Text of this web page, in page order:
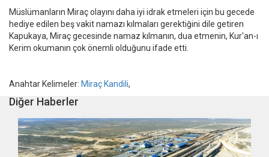
Müslümanların Miraç olayını daha iyi idrak etmeleri için bu gecede
hediye edilen beş vakit namazı kılmaları gerektiğini dile getiren
Kapukaya, Miraç gecesinde namaz kılmanın, dua etmenin, Kur'an-ı
Kerim okumanın çok önemli olduğunu ifade etti.
Anahtar Kelimeler: Miraç Kandili,
Diğer Haberler